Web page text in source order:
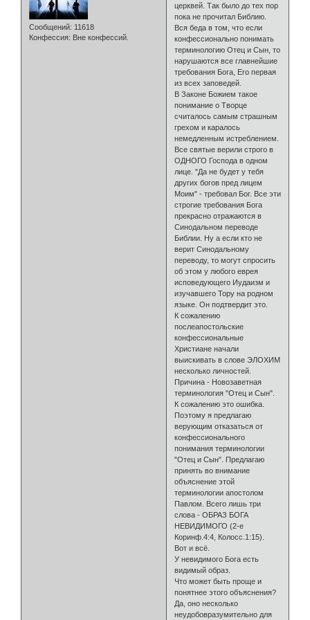
Сообщений: 11618
Конфессия: Вне конфессий.
церквей. Так было до тех пор
пока не прочитал Библию.
Вся беда в том, что если
конфессионально понимать
терминологию Отец и Сын, то
нарушаются все главнейшие
требования Бога, Его первая
из всех заповедей.
В Законе Божием такое
понимание о Творце
считалось самым страшным
грехом и каралось
немедленным истреблением.
Все святые верили строго в
ОДНОГО Господа в одном
лице. "Да не будет у тебя
других богов пред лицем
Моим" - требовал Бог. Все эти
строгие требования Бога
прекрасно отражаются в
Синодальном переводе
Библии. Ну а если кто не
верит Синодальному
переводу, то могут спросить
об этом у любого еврея
исповедующего Иудаизм и
изучавшего Тору на родном
языке. Он подтвердит это.
К сожалению
послеапостольские
конфессиональные
Христиане начали
выискивать в слове ЭЛОХИМ
несколько личностей.
Причина - Новозаветная
терминология "Отец и Сын".
К сожалению это ошибка.
Поэтому я предлагаю
верующим отказаться от
конфессионального
понимания терминологии
"Отец и Сын". Предлагаю
принять во внимание
объяснение этой
терминологии апостолом
Павлом. Всего лишь три
слова - ОБРАЗ БОГА
НЕВИДИМОГО (2-е
Коринф.4:4, Колосс.1:15).
Вот и всё.
У невидимого Бога есть
видимый образ.
Что может быть проще и
понятнее этого объяснения?
Да, оно несколько
неудобовразумительно для